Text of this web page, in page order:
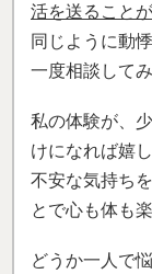
活を送ること
同じように動
一度相談して
私の体験が、
けになれば嬉し
不安な気持ち
とで心も体も
どうか一人で